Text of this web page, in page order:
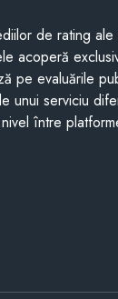
de rating ale
acoperă
pe evaluările
unui serviciu
între